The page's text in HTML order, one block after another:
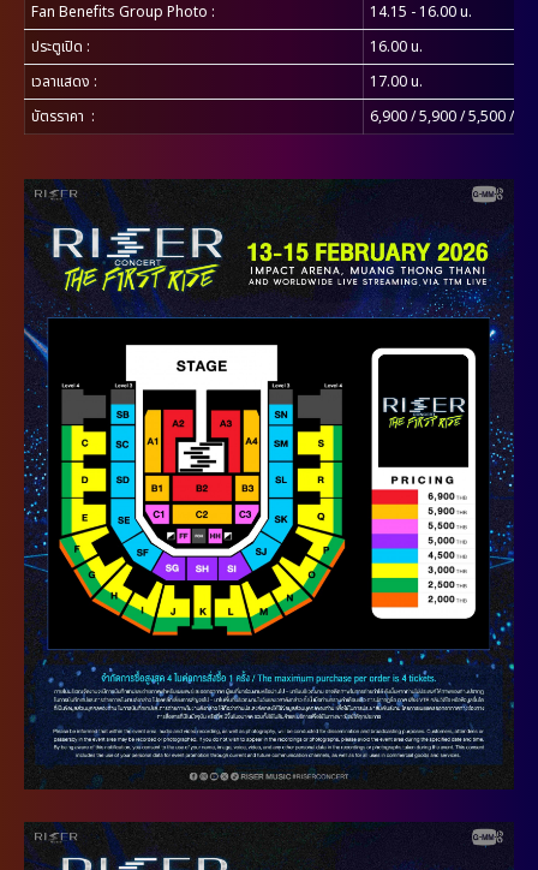
Fan Benefits Group Photo :
14.15 - 16.00 น.
ประตูเปิด :
16.00 น.
เวลาแสดง :
17.00 น.
บัตรราคา : 6,900 / 5,900 / 5,500 /